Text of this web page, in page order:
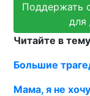
Поддержать
для
Читайте в тему
Большие
Мама, я не